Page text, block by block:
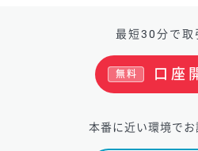
最短30分で取
口座
無料
本番に近い環境で